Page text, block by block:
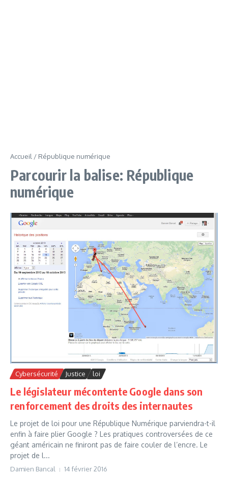
Accueil / République numérique
Parcourir la balise: République
numérique
Cybersécurité Justice loi
Le législateur mécontente Google dans son
renforcement des droits des internautes
Le projet de loi pour une République Numérique parviendra-t-il
enfin à faire plier Google ? Les pratiques controversées de ce
géant américain ne finiront pas de faire couler de l’encre. Le
projet de l...
Damien Bancal 14 février 2016